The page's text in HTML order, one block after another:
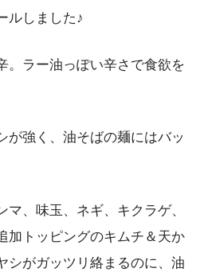
ルしました♪
。ラー油っぽい辛さで食欲を
が強く、油そばの麺にはバッ
、味玉、ネギ、キクラゲ、
加トッピングのキムチ＆天か
シがガッツリ絡まるのに、油